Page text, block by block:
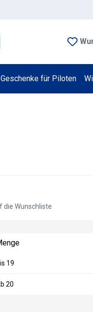
Geschenke für Piloten
die Wunschliste
19
20